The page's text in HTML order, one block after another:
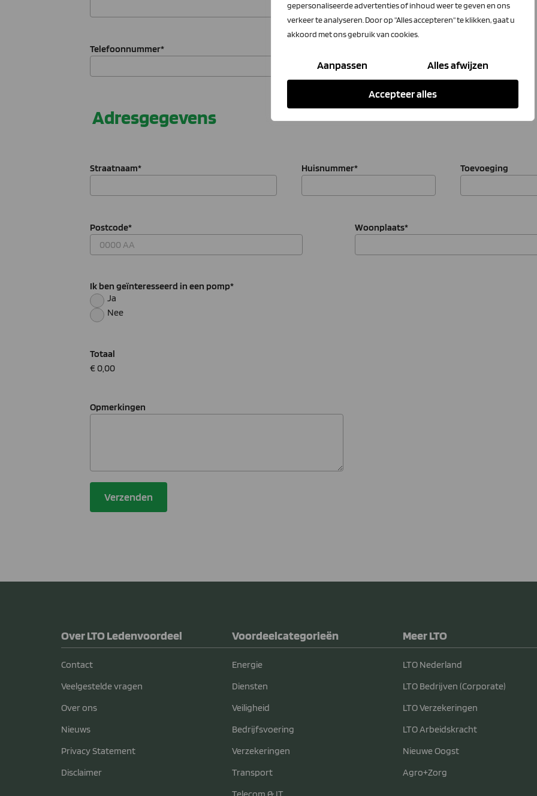
gepersonaliseerde advertenties of inhoud weer te geven en ons
verkeer te analyseren. Door op "Alles accepteren" te klikken, gaat u
akkoord met ons gebruik van cookies.
Aanpassen Alles afwijzen
Accepteer alles
Telefoonnummer*
Adresgegevens
Straatnaam* Huisnummer* Toevoeging
Postcode* Woonplaats*
Ik ben geïnteresseerd in een pomp*
Ja
Nee
Totaal
€ 0,00
Opmerkingen
Over LTO Ledenvoordeel
Contact
Veelgestelde vragen
Over ons
Nieuws
Privacy Statement
Disclaimer
Voordeelcategorieën
Energie
Diensten
Veiligheid
Bedrijfsvoering
Verzekeringen
Transport
Meer LTO
LTO Nederland
LTO Bedrijven (Corporate)
LTO Verzekeringen
LTO Arbeidskracht
Nieuwe Oogst
Agro+Zorg